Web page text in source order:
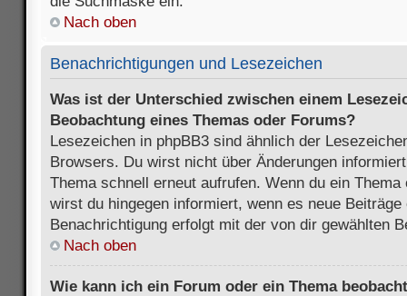
Nach oben
Benachrichtigungen und Lesezeichen
Was ist der Unterschied zwischen einem
Beobachtung eines Themas oder Forums?
Lesezeichen in phpBB3 sind ähnlich der
Browsers. Du wirst nicht über Änderungen
Thema schnell erneut aufrufen. Wenn du ein
wirst du hingegen informiert, wenn es neue
Benachrichtigung erfolgt mit der von dir gewählten
Nach oben
Wie kann ich ein Forum oder ein Thema